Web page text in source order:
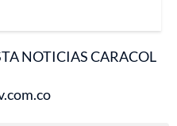
NOTICIAS CARACOL